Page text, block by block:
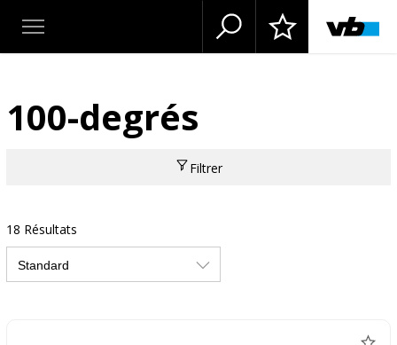
100-degrés
Filtrer
18 Résultats